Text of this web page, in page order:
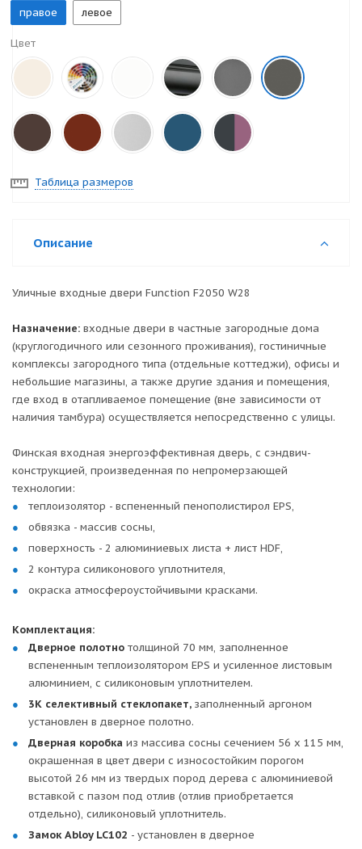
правое
левое
Цвет
Таблица размеров
Описание
Уличные входные двери Function F2050 W28
Назначение: входные двери в частные загородные дома
(круглогодичного или сезонного проживания), гостиничные
комплексы загородного типа (отдельные коттеджи), офисы и
небольшие магазины, а также другие здания и помещения,
где вход в отапливаемое помещение (вне зависимости от
наличия тамбура) осуществляется непосредственно с улицы.
Финская входная энергоэффективная дверь, с сэндвич-
конструкцией, произведенная по непромерзающей
технологии:
теплоизолятор - вспененный пенополистирол EPS,
обвязка - массив сосны,
поверхность - 2 алюминиевых листа + лист HDF,
2 контура силиконового уплотнителя,
окраска атмосфероустойчивыми красками.
Комплектация:
Дверное полотно толщиной 70 мм, заполненное
вспененным теплоизолятором EPS и усиленное листовым
алюминием, с силиконовым уплотнителем.
3К селективный стеклопакет, заполненный аргоном
установлен в дверное полотно.
Дверная коробка из массива сосны сечением 56 х 115 мм,
окрашенная в цвет двери с износостойким порогом
высотой 26 мм из твердых пород дерева с алюминиевой
вставкой с пазом под отлив (отлив приобретается
отдельно), силиконовый уплотнитель.
Замок Abloy LC102 - установлен в дверное